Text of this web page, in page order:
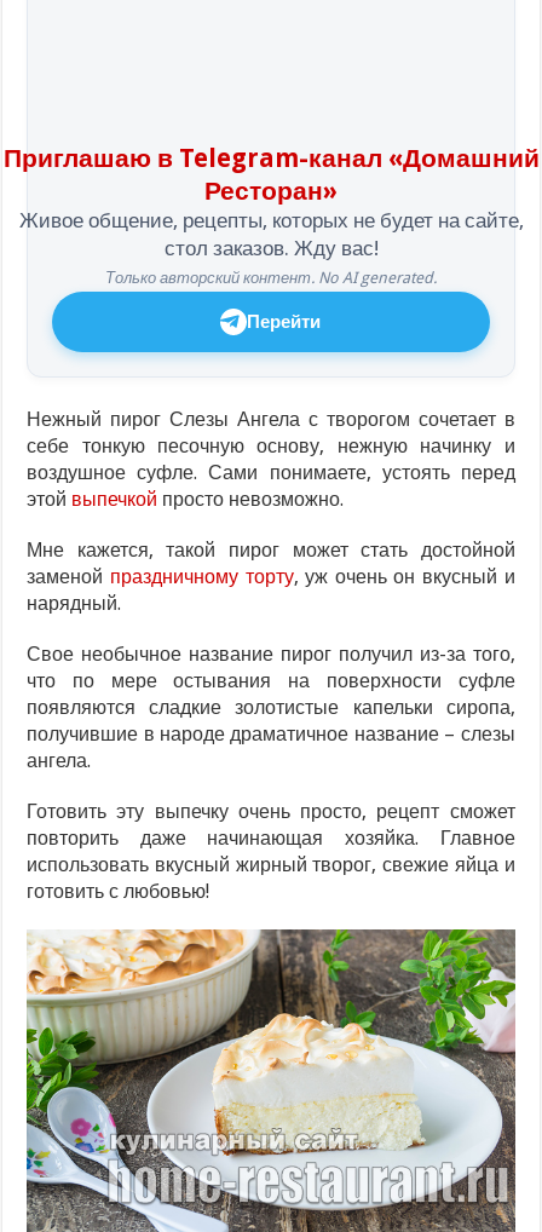
Приглашаю в Telegram-канал «Домашний
Ресторан»
Живое общение, рецепты, которых не будет на сайте,
стол заказов. Жду вас!
Только авторский контент. No AI generated.
Перейти
Нежный пирог Слезы Ангела с творогом сочетает в
себе тонкую песочную основу, нежную начинку и
воздушное суфле. Сами понимаете, устоять перед
этой выпечкой просто невозможно.
Мне кажется, такой пирог может стать достойной
заменой праздничному торту, уж очень он вкусный и
нарядный.
Свое необычное название пирог получил из-за того,
что по мере остывания на поверхности суфле
появляются сладкие золотистые капельки сиропа,
получившие в народе драматичное название – слезы
ангела.
Готовить эту выпечку очень просто, рецепт сможет
повторить даже начинающая хозяйка. Главное
использовать вкусный жирный творог, свежие яйца и
готовить с любовью!